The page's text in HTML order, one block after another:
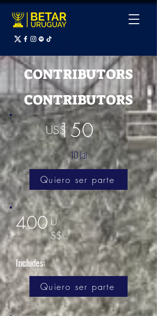
CONTRIBUTORS
CONTRIBUTORS
US$150
10 Jai
Quiero ser parte
U
S$
400
Includes:
Quiero ser parte